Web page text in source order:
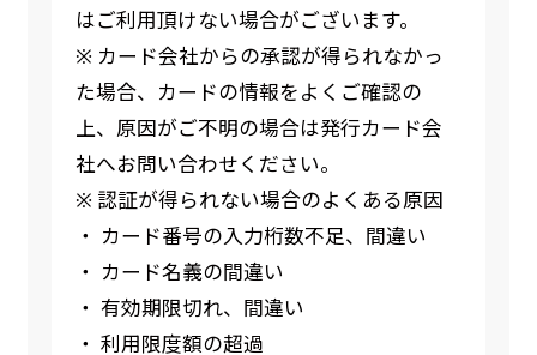
はご利用頂けない場合がございます。
※ カード会社からの承認が得られなかっ
た場合、カードの情報をよくご確認の
上、原因がご不明の場合は発行カード会
社へお問い合わせください。
※ 認証が得られない場合のよくある原因
・ カード番号の入力桁数不足、間違い
・ カード名義の間違い
・ 有効期限切れ、間違い
・ 利用限度額の超過